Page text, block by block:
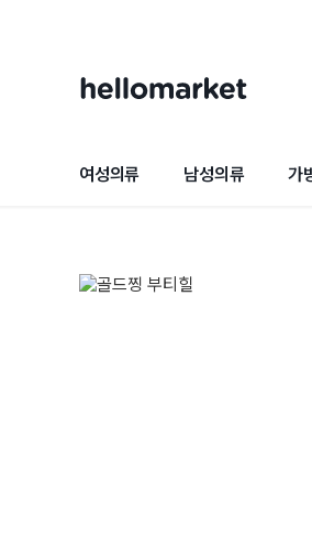
여성의류 남성의류 가